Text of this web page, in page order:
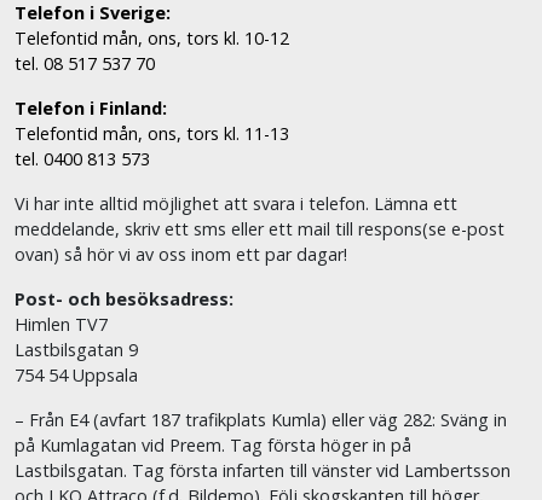
Telefon i Sverige:
Telefontid mån, ons, tors kl. 10-12
tel. 08 517 537 70
Telefon i Finland:
Telefontid mån, ons, tors kl. 11-13
tel. 0400 813 573
Vi har inte alltid möjlighet att svara i telefon. Lämna ett
meddelande, skriv ett sms eller ett mail till respons(se e-post
ovan) så hör vi av oss inom ett par dagar!
Post- och besöksadress:
Himlen TV7
Lastbilsgatan 9
754 54 Uppsala
– Från E4 (avfart 187 trafikplats Kumla) eller väg 282: Sväng in
på Kumlagatan vid Preem. Tag första höger in på
Lastbilsgatan. Tag första infarten till vänster vid Lambertsson